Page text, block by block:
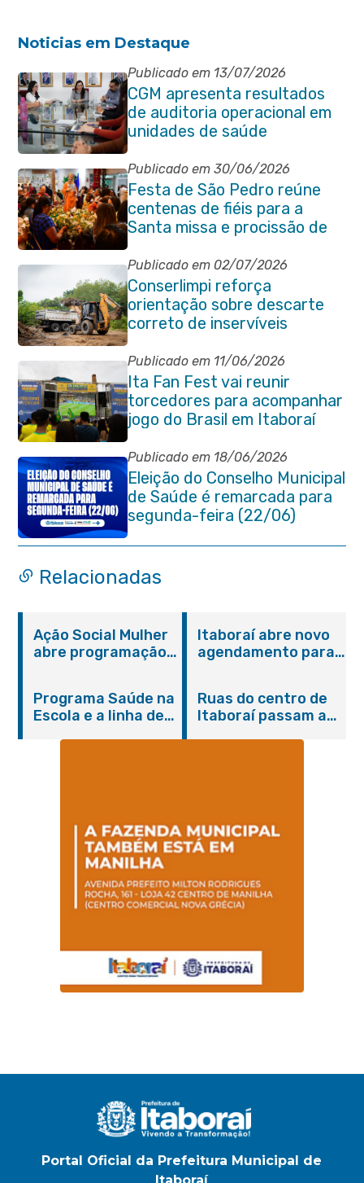
Noticias em Destaque
Publicado em 13/07/2026
CGM apresenta resultados
de auditoria operacional em
unidades de saúde
Publicado em 30/06/2026
Festa de São Pedro reúne
centenas de fiéis para a
Santa missa e procissão de
encerramento e shows
Publicado em 02/07/2026
Conserlimpi reforça
orientação sobre descarte
correto de inservíveis
Publicado em 11/06/2026
Ita Fan Fest vai reunir
torcedores para acompanhar
jogo do Brasil em Itaboraí
Publicado em 18/06/2026
Eleição do Conselho Municipal
de Saúde é remarcada para
segunda-feira (22/06)
Relacionadas
Ação Social Mulher
abre programação
serviços gratuitos e
orientações
Itaboraí abre novo
agendamento para
Programa Saúde na
Escola e a linha de
Magalhães Seabra
Ruas do centro de
Itaboraí passam a
Portal Oficial da Prefeitura Municipal de
Itaboraí